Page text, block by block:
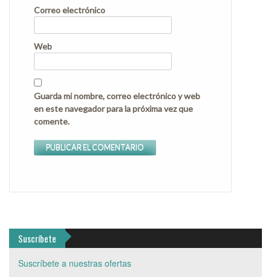
Correo electrónico
Web
Guarda mi nombre, correo electrónico y web
en este navegador para la próxima vez que
comente.
Suscríbete
Suscríbete a nuestras ofertas